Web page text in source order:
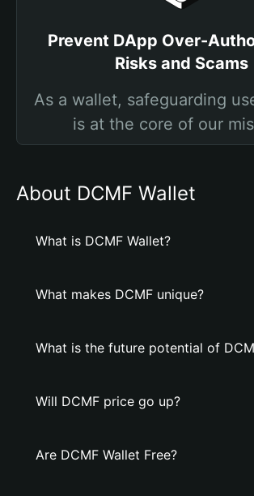
Prevent DApp Over-
Risks and Scams
As a wallet, safeguarding
is at the core of our
About DCMF Wallet
What is DCMF Wallet?
What makes DCMF unique?
What is the future potential of
Will DCMF price go up?
Are DCMF Wallet Free?